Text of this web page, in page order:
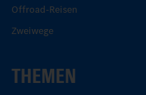
Offroad-Reisen
Zweiwege
THEMEN